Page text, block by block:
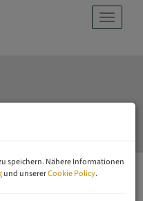
MIETWOHNUNGEN
speichern. Nähere Informationen
und unsererCookie Policy.